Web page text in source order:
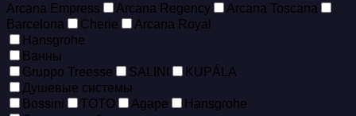
Arcana Empress
Arcana Regency
Arcana Toscana
Barcelona
Cherie
Arcana Royal
Hansgrohe
Ванны
Gruppo Treesse
SALINI
KUPÁLA
Душевые системы
Bossini
TOTO Agape
Hansgrohe